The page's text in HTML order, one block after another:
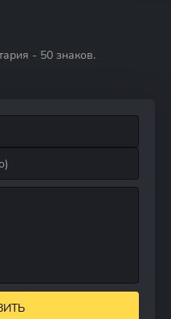
- 50 знаков.